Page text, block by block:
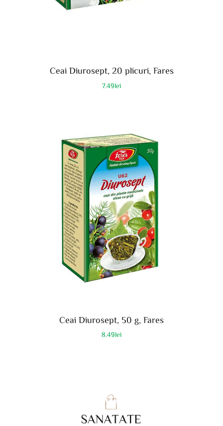
Ceai Diurosept, 20 plicuri, Fares
7.49lei
Ceai Diurosept, 50 g, Fares
8.49lei